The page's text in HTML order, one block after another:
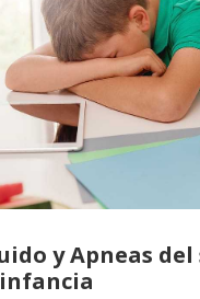
y Apneas del